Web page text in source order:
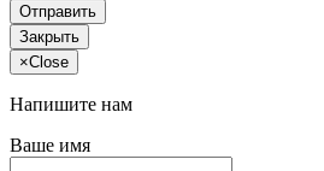
Отправить
Закрыть
×Close
Напишите нам
Ваше имя